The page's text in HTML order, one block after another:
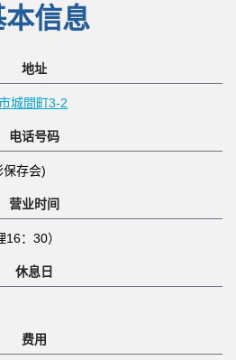
本信息
地址
城間町3-2
电话号码
保存会)
营业时间
：30）
休息日
费用